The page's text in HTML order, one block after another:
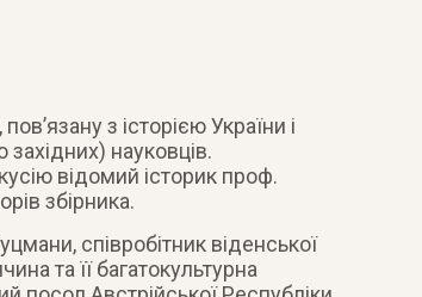
з історією України і
науковців.
відомий історик проф.
збірника.
співробітник віденської
та її багатокультурна